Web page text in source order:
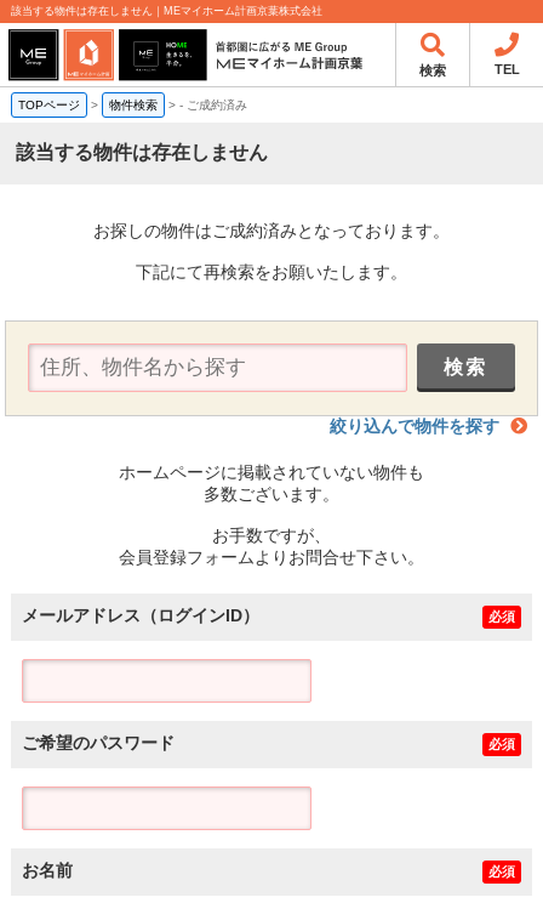
該当する物件は存在しません｜MEマイホーム計画京葉株式会社
検索 TEL
TOPページ > 物件検索 >- ご成約済み
該当する物件は存在しません
お探しの物件はご成約済みとなっております。
下記にて再検索をお願いたします。
絞り込んで物件を探す
ホームページに掲載されていない物件も
多数ございます。
お手数ですが、
会員登録フォームよりお問合せ下さい。
メールアドレス（ログインID） 必須
ご希望のパスワード 必須
お名前 必須